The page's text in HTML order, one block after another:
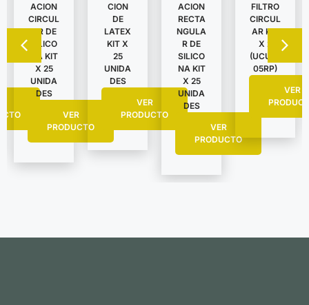
ACION
CIRCUL
AR DE
SILICO
NA KIT
X 25
UNIDA
DES
VER
PRODUCTO
CION
DE
LATEX
KIT X
25
UNIDA
DES
VER
PRODUCTO
ACION
RECTA
NGULA
R DE
SILICO
NA KIT
X 25
UNIDA
DES
VER
PRODUCTO
FILTRO
CIRCUL
AR KIT
X 2
(UCU62
05RP)
VER